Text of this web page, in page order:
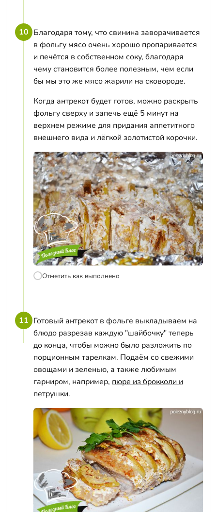
10 Благодаря тому, что свинина заворачивается
в фольгу мясо очень хорошо пропаривается
и печётся в собственном соку, благодаря
чему становится более полезным, чем если
бы мы это же мясо жарили на сковороде.
Когда антрекот будет готов, можно раскрыть
фольгу сверху и запечь ещё 5 минут на
верхнем режиме для придания аппетитного
внешнего вида и лёгкой золотистой корочки.
Отметить как выполнено
11 Готовый антрекот в фольге выкладываем на
блюдо разрезав каждую "шайбочку" теперь
до конца, чтобы можно было разложить по
порционным тарелкам. Подаём со свежими
овощами и зеленью, а также любимым
гарниром, например, пюре из брокколи и
петрушки.